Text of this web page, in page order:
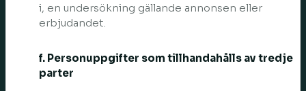
i, en undersökning gällande annonsen eller
erbjudandet.
f. Personuppgifter som tillhandahålls av tredje
parter